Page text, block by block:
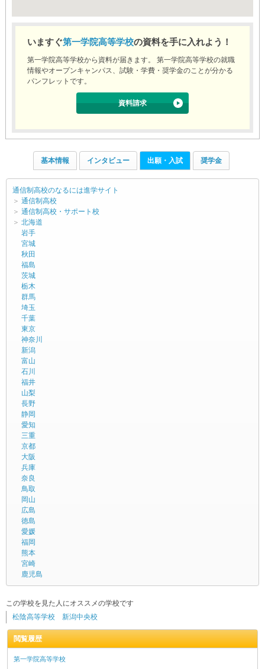
いますぐ第一学院高等学校の資料を手に入れよう！
第一学院高等学校から資料が届きます。 第一学院高等学校の就職
情報やオープンキャンパス、試験・学費・奨学金のことが分かる
パンフレットです。
資料請求
基本情報 インタビュー 出願・入試 奨学金
通信制高校のなるには進学サイト
＞ 通信制高校
＞ 通信制高校・サポート校
＞ 北海道
岩手
宮城
秋田
福島
茨城
栃木
群馬
埼玉
千葉
東京
神奈川
新潟
富山
石川
福井
山梨
長野
静岡
愛知
三重
京都
大阪
兵庫
奈良
鳥取
岡山
広島
徳島
愛媛
福岡
熊本
宮崎
鹿児島
この学校を見た人にオススメの学校です
松陰高等学校 新潟中央校
閲覧履歴
第一学院高等学校